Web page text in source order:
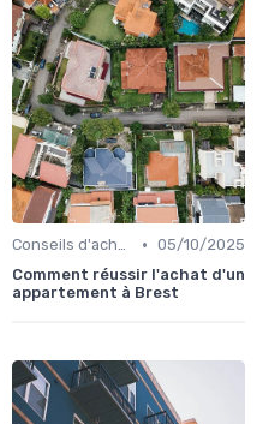
Conseils d'achat immobilier • 05/10/2025
Comment réussir l'achat d'un
appartement à Brest